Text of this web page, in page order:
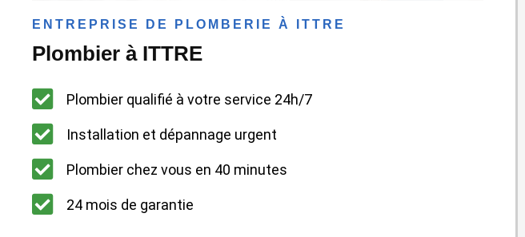
ENTREPRISE DE PLOMBERIE À ITTRE
Plombier à ITTRE
Plombier qualifié à votre service 24h/7
Installation et dépannage urgent
Plombier chez vous en 40 minutes
24 mois de garantie